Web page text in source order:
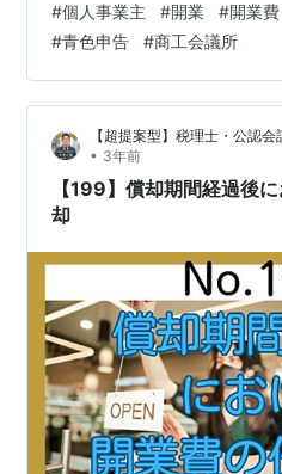
所へ 自宅が事務所 事業用メー
聞いてみた 終わりに 開業費と
間の出費が開業費にできます
る程度さかのぼれるを勘違い
をある程度開業費にできると
間、いろいろ揃え…
#個人事業主 #開業 #開業費
#青色申告 #商工会議所
【超提案型】税理士・公認
• 3年前
【199】償却期間経過後
却